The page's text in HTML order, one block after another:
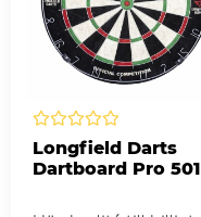
Longfield Darts
Dartboard Pro 501